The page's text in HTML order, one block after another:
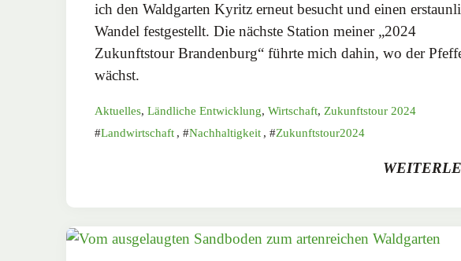
ich den Waldgarten Kyritz erneut besucht und einen
Wandel festgestellt. Die nächste Station meiner „2024
Zukunftstour Brandenburg“ führte mich dahin, wo der
wächst.
Aktuelles, Ländliche Entwicklung, Wirtschaft, Zukunftstour 2024
Landwirtschaft , Nachhaltigkeit , Zukunftstour2024